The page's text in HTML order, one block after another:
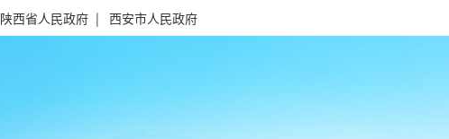
陕西省人民政府 | 西安市人民政府